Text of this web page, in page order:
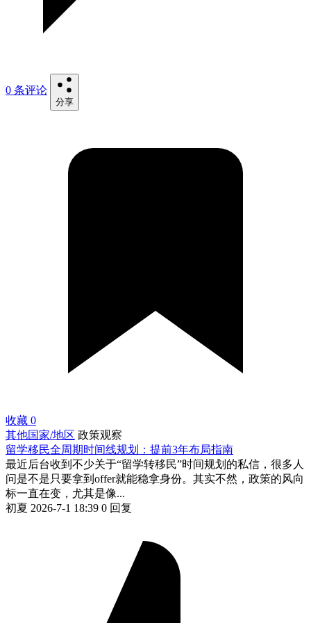
0 条评论
分享
收藏 0
其他国家/地区 政策观察
留学移民全周期时间线规划：提前3年布局指南
最近后台收到不少关于“留学转移民”时间规划的私信，很多人
问是不是只要拿到offer就能稳拿身份。其实不然，政策的风向
标一直在变，尤其是像...
初夏 2026-7-1 18:39 0 回复